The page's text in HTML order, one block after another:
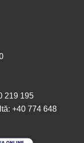
219 195
+40 774 648